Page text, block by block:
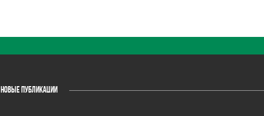
НОВЫЕ ПУБЛИКАЦИИ